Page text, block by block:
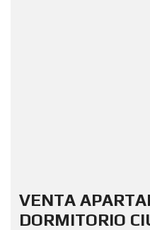
VENTA
DORMITORIO